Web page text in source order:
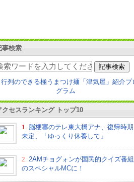
事検索
クセスランキング トップ10
1.
脳梗塞のテレ東大橋アナ、復帰時期
未定、「ゆっくり休養して」
2. 2AMチョグォンが国民的クイズ番組
のスペシャルMCに！